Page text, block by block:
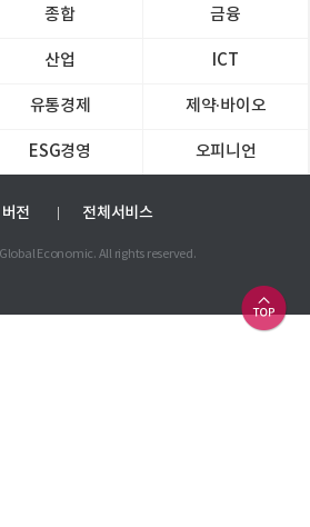
종합 금융
산업 ICT
유통경제 제약∙바이오
ESG경영 오피니언
전 전체서비스
Economic. All rights reserved.